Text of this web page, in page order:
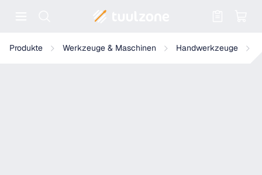
Produkte Werkzeuge & Maschinen Handwerkzeuge
Rothenberger Ketten-Rohrzange HEAVY DUTY, 12"